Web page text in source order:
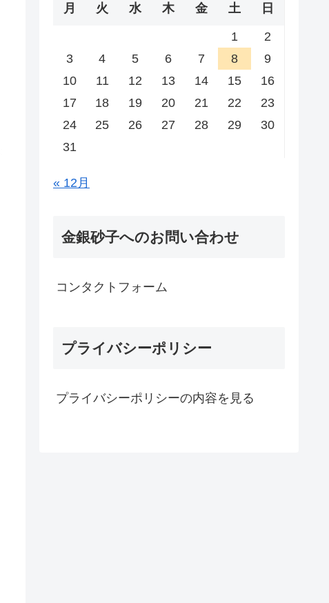
月 火 水 木 金 土 日
1
2
3
4 5 6 7 8
9
10
11 12 13 14 15
16
17
18 19 20 21 22
23
24
25 26 27 28 29
30
31
« 12月
金銀砂子へのお問い合わせ
コンタクトフォーム
プライバシーポリシー
プライバシーポリシーの内容を見る